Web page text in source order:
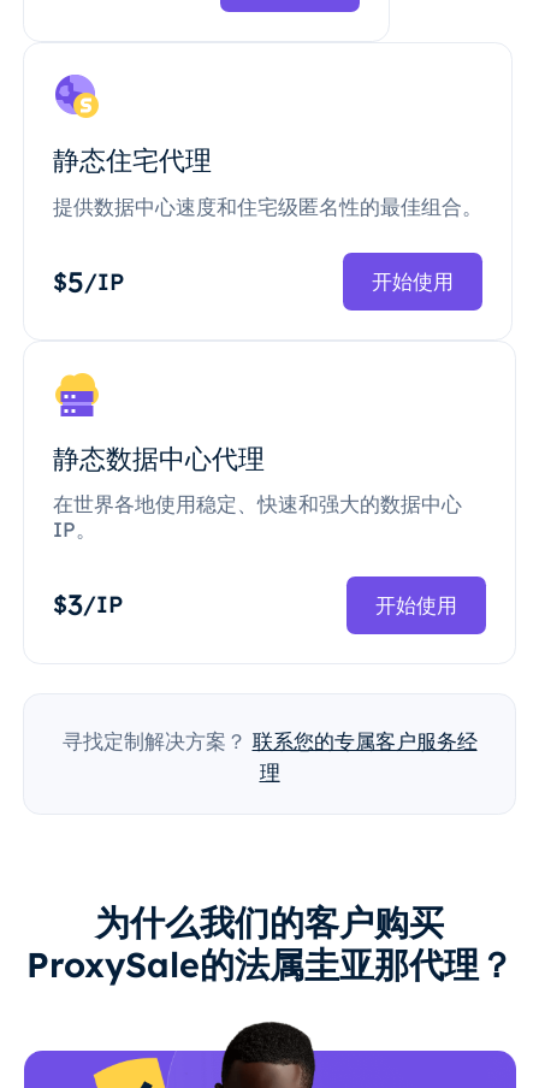
静态住宅代理
提供数据中心速度和住宅级匿名性的最佳组合。
$5/IP 开始使用
静态数据中心代理
在世界各地使用稳定、快速和强大的数据中心
IP。
$3/IP 开始使用
寻找定制解决方案？ 联系您的专属客户服务经
理
为什么我们的客户购买
ProxySale的法属圭亚那代理？